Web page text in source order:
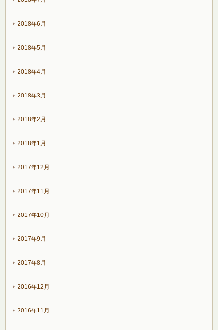
2018年6月
2018年5月
2018年4月
2018年3月
2018年2月
2018年1月
2017年12月
2017年11月
2017年10月
2017年9月
2017年8月
2016年12月
2016年11月